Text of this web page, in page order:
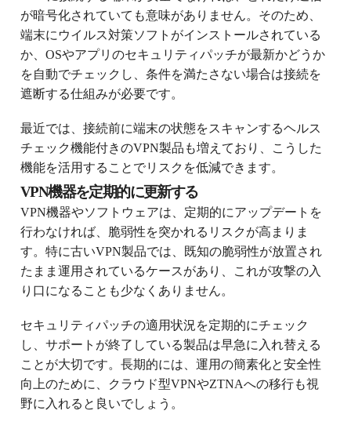
が暗号化されていても意味がありません。そのため、
端末にウイルス対策ソフトがインストールされている
か、OSやアプリのセキュリティパッチが最新かどうか
を自動でチェックし、条件を満たさない場合は接続を
遮断する仕組みが必要です。
最近では、接続前に端末の状態をスキャンするヘルス
チェック機能付きのVPN製品も増えており、こうした
機能を活用することでリスクを低減できます。
VPN機器を定期的に更新する
VPN機器やソフトウェアは、定期的にアップデートを
行わなければ、脆弱性を突かれるリスクが高まりま
す。特に古いVPN製品では、既知の脆弱性が放置され
たまま運用されているケースがあり、これが攻撃の入
り口になることも少なくありません。
セキュリティパッチの適用状況を定期的にチェック
し、サポートが終了している製品は早急に入れ替える
ことが大切です。長期的には、運用の簡素化と安全性
向上のために、クラウド型VPNやZTNAへの移行も視
野に入れると良いでしょう。